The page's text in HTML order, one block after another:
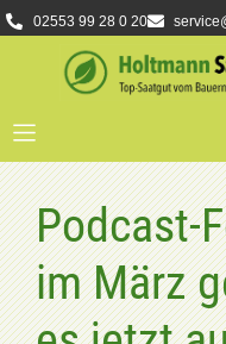
02553 99 28 0 20
Podcast-
im März